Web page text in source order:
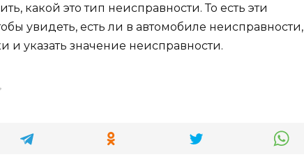
какой это тип неисправности. То есть эти
увидеть, есть ли в автомобиле неисправности,
указать значение неисправности.